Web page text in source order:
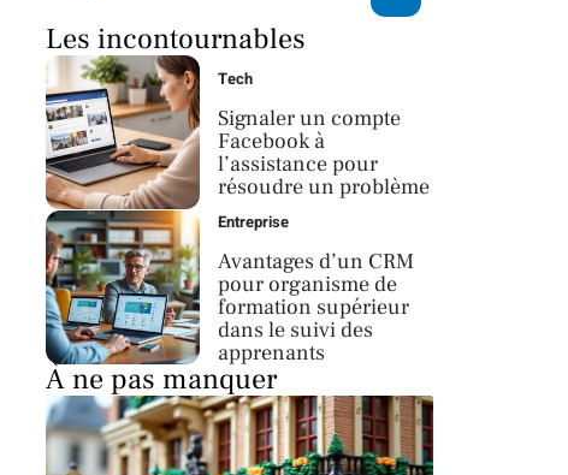
Les incontournables
Tech
Signaler un compte
Facebook à
l’assistance pour
résoudre un problème
Entreprise
Avantages d’un CRM
pour organisme de
formation supérieur
dans le suivi des
apprenants
À ne pas manquer